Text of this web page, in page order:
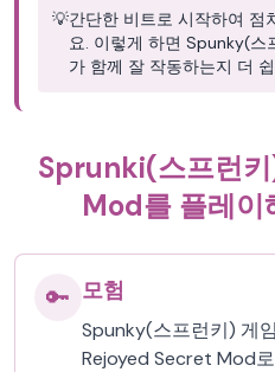
💡간단한 비트로 시작하여 점
요. 이렇게 하면 Spunky(스
가 함께 잘 작동하는지 더
Sprunki(스프런
Mod를 플레이
🔑 모험
Spunky(스프런키) 게
Rejoyed Secret Mod